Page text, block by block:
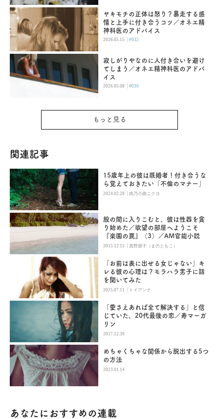
ヤキモチの正体は怒り？暴走する感
情と上手に付き合うコツ／オネエ精
神科医のアドバイス
2026.05.15 |#032
寂しがりやなのに人付き合いを避け
てしまう／オネエ精神科医のアドバ
イス
2026.05.08 |#030
もっと見る
関連記事
15歳年上の彼は既婚者！付き合うな
ら覚えておきたい「不倫のマナー」
2024.02.28 |肉乃小路ニクヨ
股の間に入りこむと、彼は性器を貪
り始めた／欲望の部屋へようこそ
『楽園の罠』（3）／AM官能小説
2015.12.15 |真野朋子（まのともこ）
「お前は表に出せる女じゃない」キ
レる彼の心理は？モラハラ男子に話
を聞いてみた
2025.07.11 | トイアンナ
「愛さえあれば全て解決する」と信
じていた、20代最後の恋／寿マーガ
リン
2017.12.30
めちゃくちゃな関係から脱出する5つ
の方法
2023.01.14
あなたにおすすめの連載